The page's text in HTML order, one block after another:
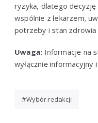
ryzyka, dlatego decyzję
wspólnie z lekarzem,
potrzeby i stan zdrowia
Uwaga: Informacje na
wyłącznie informacyjny
Wybór redakcji